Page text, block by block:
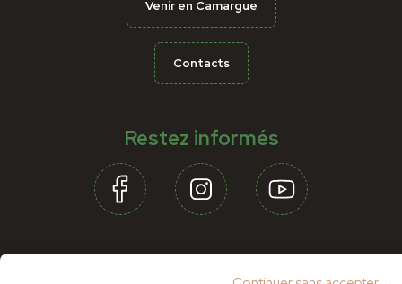
Venir en Camargue
Contacts
Restez informés
Partenaires